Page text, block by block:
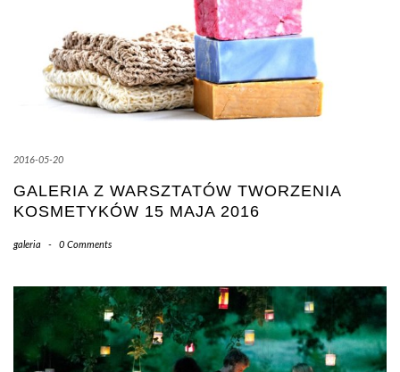
2016-05-20
GALERIA Z WARSZTATÓW TWORZENIA
KOSMETYKÓW 15 MAJA 2016
galeria - 0 Comments